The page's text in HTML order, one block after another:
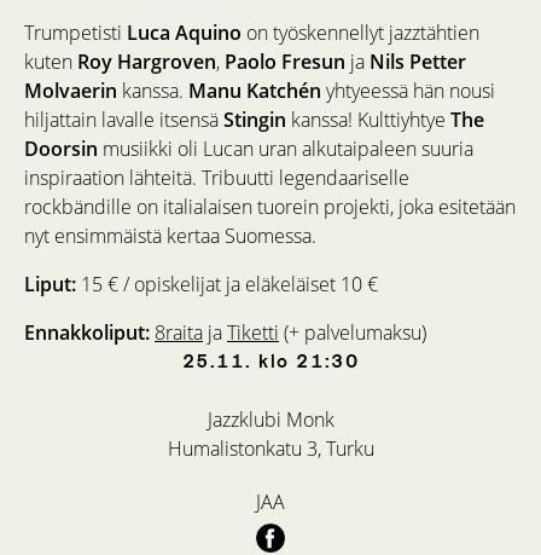
25.11. klo 21:30
Jazzklubi Monk
Humalistonkatu 3, Turku
JAA
Trumpetisti Luca Aquino on työskennellyt jazztähtien
kuten Roy Hargroven, Paolo Fresun ja Nils Petter
Molvaerin kanssa. Manu Katchén yhtyeessä hän nousi
hiljattain lavalle itsensäStingin kanssa! Kulttiyhtye The
Doorsin musiikki oli Lucan uran alkutaipaleen suuria
inspiraation lähteitä. Tribuutti legendaariselle
rockbändille on italialaisen tuorein projekti, joka esitetään
nyt ensimmäistä kertaa Suomessa.
Liput: 15 € / opiskelijat ja eläkeläiset 10 €
Ennakkoliput: 8raita jaTiketti (+ palvelumaksu)